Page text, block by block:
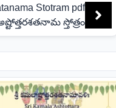
Stotram pdf
స్తోత్రం